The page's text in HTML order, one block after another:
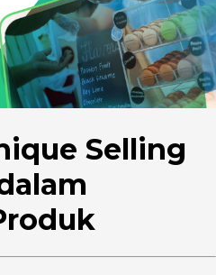
Selling